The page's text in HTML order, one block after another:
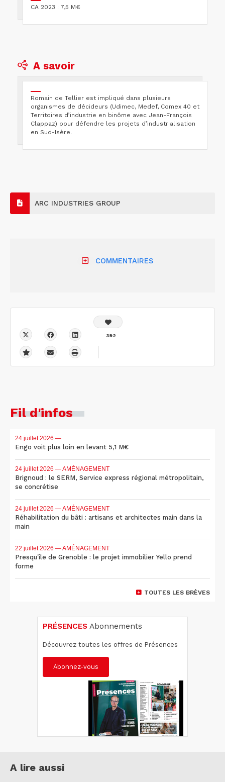
CA 2023 : 7,5 M€
A savoir
Romain de Tellier est impliqué dans plusieurs
organismes de décideurs (Udimec, Medef, Comex 40 et
Territoires d’industrie en binôme avec Jean-François
Clappaz) pour défendre les projets d’industrialisation
en Sud-Isère.
ARC INDUSTRIES GROUP
COMMENTAIRES
392
Fil d'infos
24 juillet 2026 —
Engo voit plus loin en levant 5,1 M€
24 juillet 2026 — AMÉNAGEMENT
Brignoud : le SERM, Service express régional métropolitain,
se concrétise
24 juillet 2026 — AMÉNAGEMENT
Réhabilitation du bâti : artisans et architectes main dans la
main
22 juillet 2026 — AMÉNAGEMENT
Presqu'île de Grenoble : le projet immobilier Yello prend
forme
TOUTES LES BRÈVES
PRÉSENCES Abonnements
Découvrez toutes les offres de Présences
Abonnez-vous
A lire aussi